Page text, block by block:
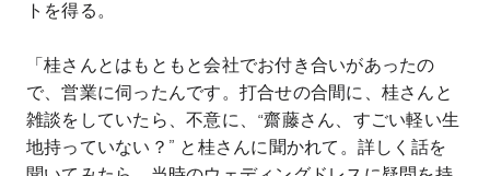
トを得る。
「桂さんとはもともと会社でお付き合いがあったの
で、営業に伺ったんです。打合せの合間に、桂さんと
雑談をしていたら、不意に、 “齋藤さん、すごい軽い生
地持っていない？ ” と桂さんに聞かれて。詳しく話を